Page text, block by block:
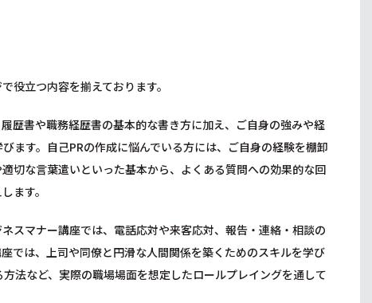
役立つ内容を揃えております。
歴書や職務経歴書の基本的な書き方に加え、ご自身の強みや経
ます。自己PRの作成に悩んでいる方には、ご自身の経験を棚卸
切な言葉遣いといった基本から、よくある質問への効果的な回
ます。
スマナー講座では、電話応対や来客応対、報告・連絡・相談の
では、上司や同僚と円滑な人間関係を築くためのスキルを学び
法など、実際の職場場面を想定したロールプレイングを通して